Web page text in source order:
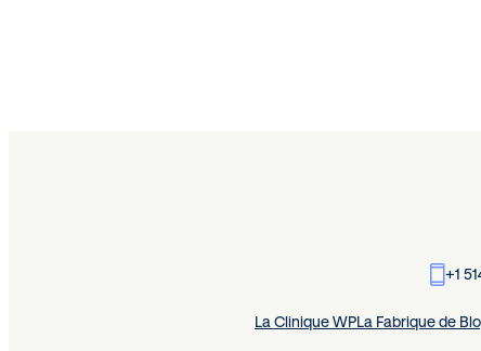
+1
La Clinique WPLa Fabrique de